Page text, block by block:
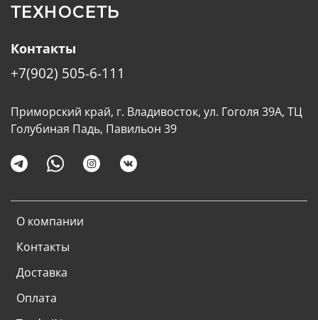
ТЕХНОСЕТЬ
О компании
Контакты
Доставка
Оплата
Контакты
+7(902) 505-6-111
Приморский край, г. Владивосток, ул. Гоголя 39А, ТЦ
Голубиная Падь, Павильон 39